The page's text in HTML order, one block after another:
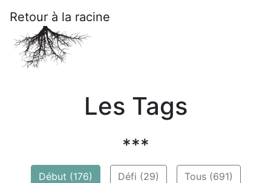
Retour à la racine
Les Tags
***
Début (176) Défi (29) Tous (691)